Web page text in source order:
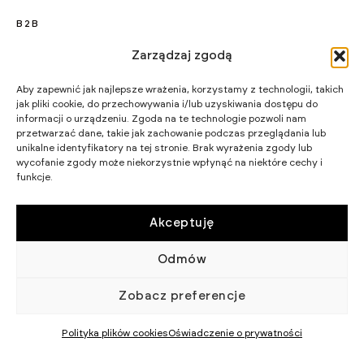
Zarządzaj zgodą
Aby zapewnić jak najlepsze wrażenia, korzystamy z technologii, takich
jak pliki cookie, do przechowywania i/lub uzyskiwania dostępu do
informacji o urządzeniu. Zgoda na te technologie pozwoli nam
przetwarzać dane, takie jak zachowanie podczas przeglądania lub
unikalne identyfikatory na tej stronie. Brak wyrażenia zgody lub
wycofanie zgody może niekorzystnie wpłynąć na niektóre cechy i
funkcje.
Akceptuję
Odmów
Zobacz preferencje
Polityka plików cookiesOświadczenie o prywatności
B2B
PROJEKTY UNIJNE
CERTYFIKATY I PROGRAMY
STRATEGIA PODATKOWA
WIKĘD SP. Z O.O.
84-242 LUZINO
© 2002 - 2026 WIKĘD SP. Z O. POLITYKA
PRYWATNOŚCI